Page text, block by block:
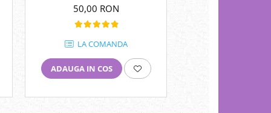
50,00 RON
LA COMANDA
ADAUGA IN COS